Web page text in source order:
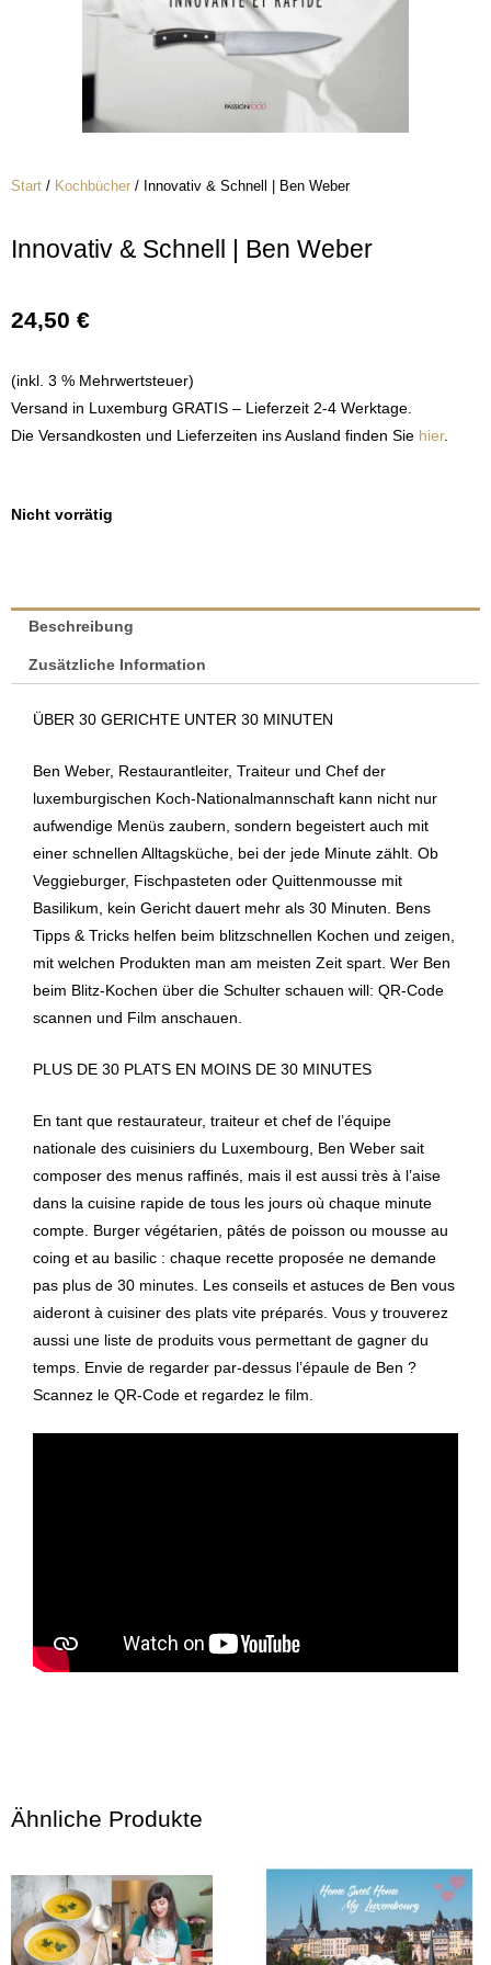
Start / Kochbücher / Innovativ & Schnell | Ben Weber
Innovativ & Schnell | Ben Weber
24,50 €
(inkl. 3 % Mehrwertsteuer)
Versand in Luxemburg GRATIS – Lieferzeit 2-4 Werktage.
Die Versandkosten und Lieferzeiten ins Ausland finden Sie hier.
Nicht vorrätig
Beschreibung
Zusätzliche Information
ÜBER 30 GERICHTE UNTER 30 MINUTEN
Ben Weber, Restaurantleiter, Traiteur und Chef der
luxemburgischen Koch-Nationalmannschaft kann nicht nur
aufwendige Menüs zaubern, sondern begeistert auch mit
einer schnellen Alltagsküche, bei der jede Minute zählt. Ob
Veggieburger, Fischpasteten oder Quittenmousse mit
Basilikum, kein Gericht dauert mehr als 30 Minuten. Bens
Tipps & Tricks helfen beim blitzschnellen Kochen und zeigen,
mit welchen Produkten man am meisten Zeit spart. Wer Ben
beim Blitz-Kochen über die Schulter schauen will: QR-Code
scannen und Film anschauen.
PLUS DE 30 PLATS EN MOINS DE 30 MINUTES
En tant que restaurateur, traiteur et chef de l’équipe
nationale des cuisiniers du Luxembourg, Ben Weber sait
composer des menus raffinés, mais il est aussi très à l’aise
dans la cuisine rapide de tous les jours où chaque minute
compte. Burger végétarien, pâtés de poisson ou mousse au
coing et au basilic : chaque recette proposée ne demande
pas plus de 30 minutes. Les conseils et astuces de Ben vous
aideront à cuisiner des plats vite préparés. Vous y trouverez
aussi une liste de produits vous permettant de gagner du
temps. Envie de regarder par-dessus l’épaule de Ben ?
Scannez le QR-Code et regardez le film.
Ähnliche Produkte